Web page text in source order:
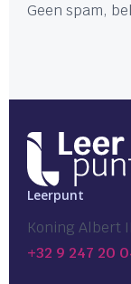
Geen spam,
Leerpunt
Koning Albert
+32 9 247 20